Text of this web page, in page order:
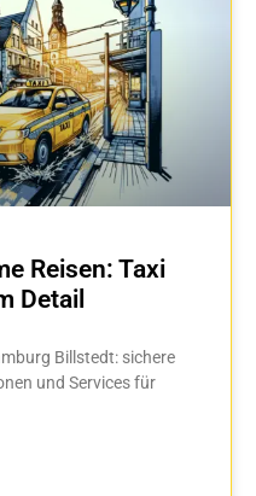
Reisen: Taxi
Detail
Billstedt: sichere
und Services für